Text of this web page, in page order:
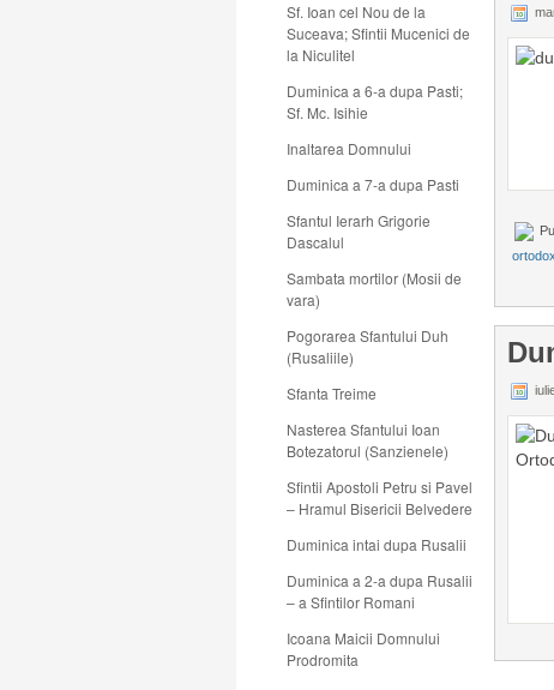
Sf. Ioan cel Nou de la
Suceava; Sfintii Mucenici de
la Niculitel
Duminica a 6-a dupa Pasti;
Sf. Mc. Isihie
Inaltarea Domnului
Duminica a 7-a dupa Pasti
Sfantul Ierarh Grigorie
Dascalul
Sambata mortilor (Mosii de
vara)
Pogorarea Sfantului Duh
(Rusaliile)
Sfanta Treime
Nasterea Sfantului Ioan
Botezatorul (Sanzienele)
Sfintii Apostoli Petru si Pavel
– Hramul Bisericii Belvedere
Duminica intai dupa Rusalii
Duminica a 2-a dupa Rusalii
– a Sfintilor Romani
Icoana Maicii Domnului
Prodromita